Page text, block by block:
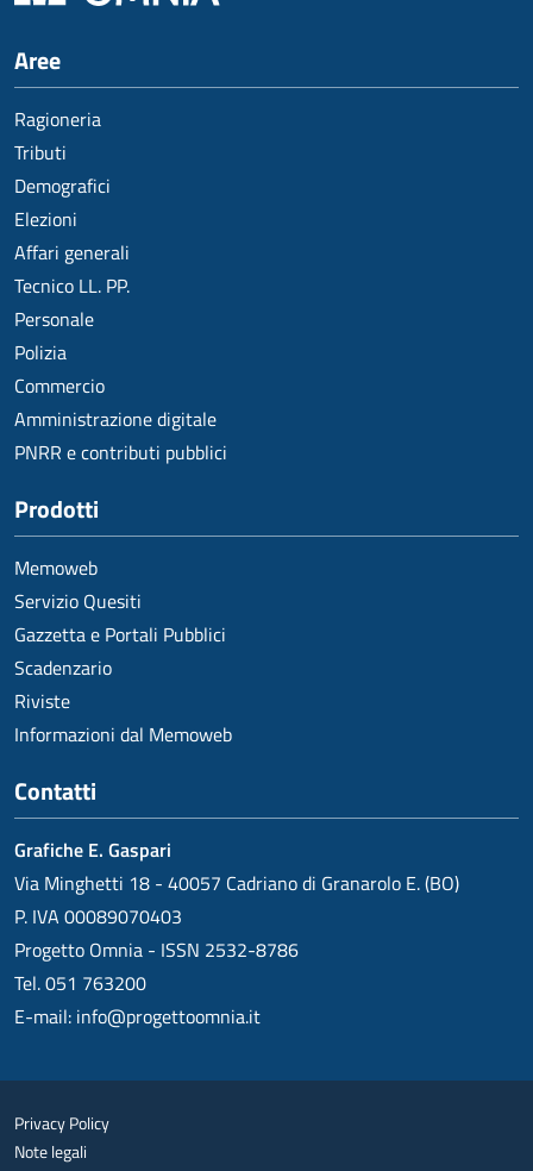
Aree
Ragioneria
Tributi
Demografici
Elezioni
Affari generali
Tecnico LL. PP.
Personale
Polizia
Commercio
Amministrazione digitale
PNRR e contributi pubblici
Prodotti
Memoweb
Servizio Quesiti
Gazzetta e Portali Pubblici
Scadenzario
Riviste
Informazioni dal Memoweb
Contatti
Grafiche E. Gaspari
Via Minghetti 18 - 40057 Cadriano di Granarolo E. (BO)
P. IVA 00089070403
Progetto Omnia - ISSN 2532-8786
Tel. 051 763200
E-mail: info@progettoomnia.it
Privacy Policy
Note legali